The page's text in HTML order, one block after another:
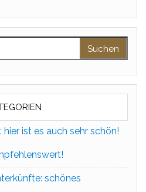
ist es auch sehr schön!
schönes